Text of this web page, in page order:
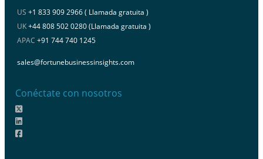
US +1 833 909 2966 ( Llamada gratuita )
UK+44 808 502 0280 (Llamada gratuita )
APAC +91 744 740 1245
sales@fortunebusinessinsights.com
Conéctate con nosotros